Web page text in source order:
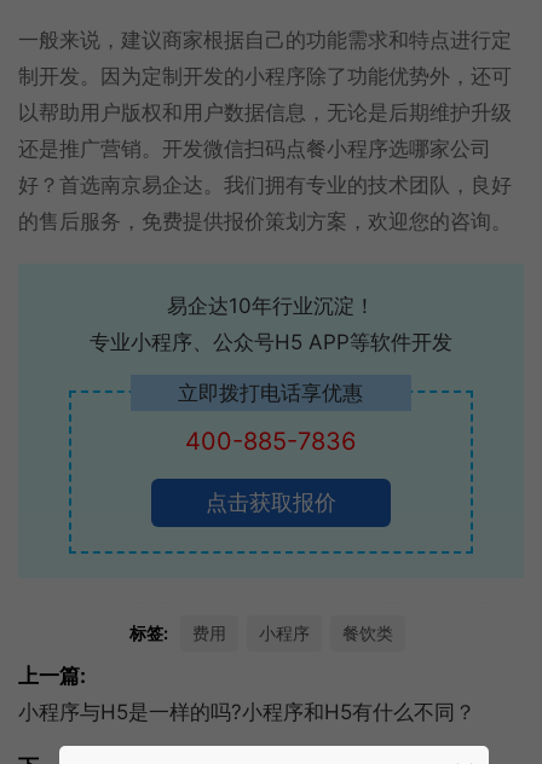
一般来说，建议商家根据自己的功能需求和特点进行定
制开发。因为定制开发的小程序除了功能优势外，还可
以帮助用户版权和用户数据信息，无论是后期维护升级
还是推广营销。开发微信扫码点餐小程序选哪家公司
好？首选南京易企达。我们拥有专业的技术团队，良好
的售后服务，免费提供报价策划方案，欢迎您的咨询。
易企达10年行业沉淀！
专业小程序、公众号H5 APP等软件开发
立即拨打电话享优惠
400-885-7836
点击获取报价
标签: 费用 小程序 餐饮类
上一篇:
小程序与H5是一样的吗?小程序和H5有什么不同？